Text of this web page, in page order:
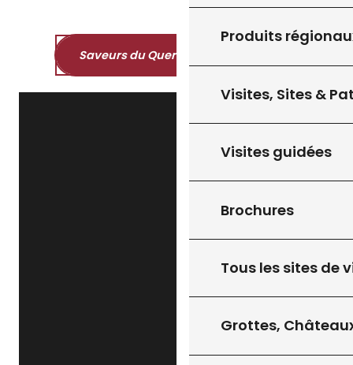
Produits
Visites, Sites &
Visites guidées
Brochures
Tous les sites de
Grottes,
Saveurs du Quercy et du Périgord